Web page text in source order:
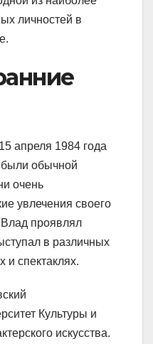
личностей в
апреля 1984 года
были обычной
очень
увлечения своего
проявлял
в различных
и спектаклях.
Культуры и
искусства.